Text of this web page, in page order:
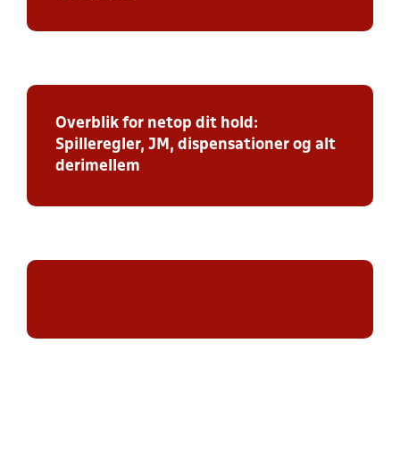
Overblik for netop dit hold:
Spilleregler, JM, dispensationer og alt
derimellem